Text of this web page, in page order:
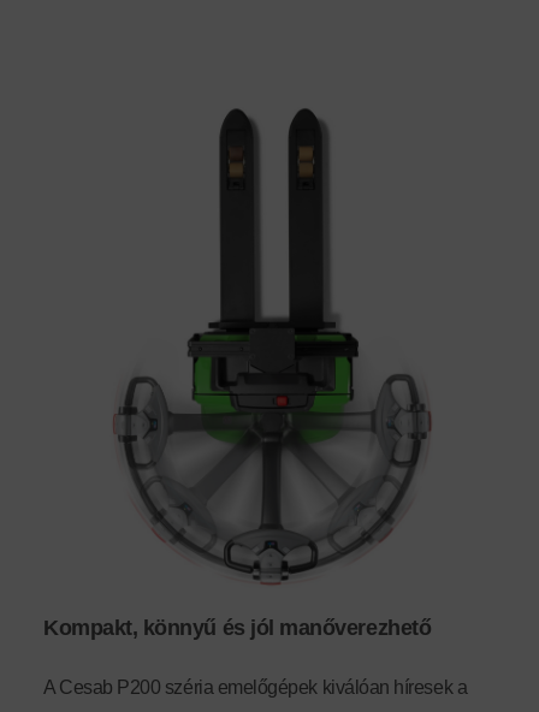
Kompakt, könnyű és jól manőverezhető
A Cesab P200 széria emelőgépek kiválóan híresek a